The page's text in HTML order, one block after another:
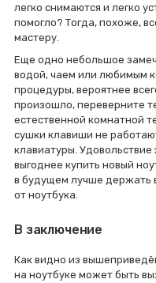
легко снимаются и легко
помогло? Тогда, похоже,
мастеру.
Еще одно небольшое
водой, чаем или любимым
процедуры, вероятнее
произошло, переверните
естественной комнатной
сушки клавиши не
клавиатуры.
выгоднее купить новый
в будущем лучше держать
от ноутбука.
В заключение
Как видно из
на ноутбуке может быть